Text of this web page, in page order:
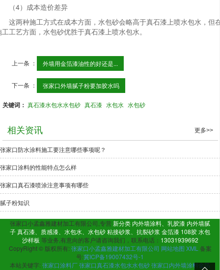
（4）成本造价差异
这两种施工方式在成本方面，水包砂会略高于真石漆上喷水包水，但
工艺方面，水包砂优胜于真石漆上喷水包水。
上一条 ： 外墙用金箔漆油性的好还是...
下一条 ： 张家口外墙腻子粉要加胶水吗
关键词： 真石漆水包水水包砂 真石漆 水包水 水包砂
相关资讯 更多>>
张家口防水涂料施工要注意哪些事项呢？
张家口涂料的性能特点怎么样
张家口真石漆喷涂注意事项有哪些
腻子粉知识
张家口小孟鑫雅建材加工有限公司,专营新分类 内外墙涂料、乳胶漆 内外墙腻
子真石漆、质感漆、水包水、水包砂粘接砂浆、抗裂砂浆 金箔漆 108胶水包
沙样板 等业务,有意向的客户请咨询我们，联系电话： 13031939692
CopyRight © 版权所有:张家口小孟鑫雅建材加工有限公司 网站地图 XML 备案
号:冀ICP备19007432号-1
本站关键字:张家口涂料厂张家口真石漆水包水水包砂张家口内外墙涂料金箔